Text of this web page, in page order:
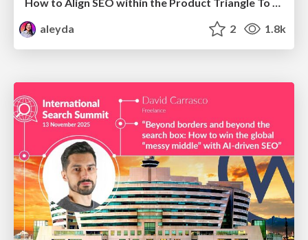
How to Align SEO within the Product Triangle To Get Buy-In & Support - #RIMC
aleyda
2 1.8k